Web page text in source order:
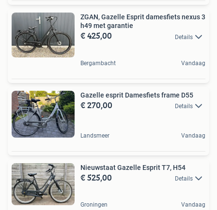
ZGAN, Gazelle Esprit damesfiets nexus 3
h49 met garantie
€ 425,00 Details
Bergambacht Vandaag
Gazelle esprit Damesfiets frame D55
€ 270,00 Details
Landsmeer Vandaag
Nieuwstaat Gazelle Esprit T7, H54
€ 525,00 Details
Groningen Vandaag